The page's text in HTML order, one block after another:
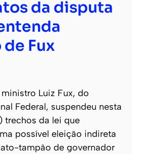
da disputa
Fux
Luiz Fux, do
Federal, suspendeu nesta
trechos da lei que
possível eleição indireta
tampão de governador